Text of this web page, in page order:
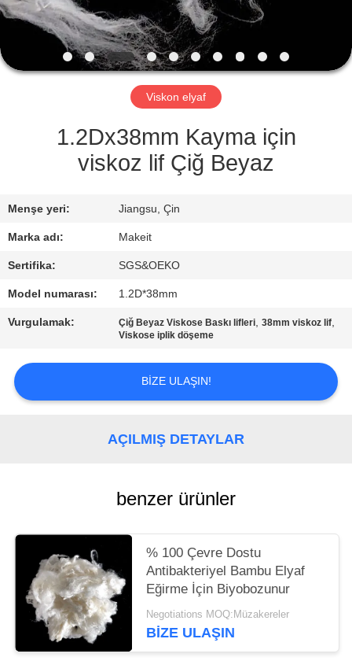
KONTROL
BIZE
ULAŞIN
HABERLER
SERVIS
TALEPLERI
SITE
HARITASI
Viskon elyaf
1.2Dx38mm Kayma için
viskoz lif Çiğ Beyaz
Menşe yeri: Jiangsu, Çin
Marka adı: Makeit
Sertifika: SGS&OEKO
Model numarası: 1.2D*38mm
Vurgulamak: Çiğ Beyaz Viskose Baskı lifleri,38mm viskoz lif,
Viskose iplik döşeme
BIZE ULAŞIN!
AÇILMIŞ DETAYLAR
benzer ürünler
% 100 Çevre Dostu
Antibakteriyel Bambu Elyaf
Eğirme İçin Biyobozunur
Negotiations MOQ:Müzakereler
BIZE ULAŞIN